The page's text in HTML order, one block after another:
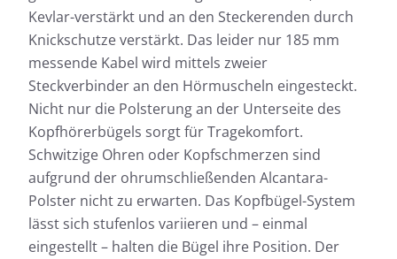
Kevlar-verstärkt und an den Steckerenden durch
Knickschutze verstärkt. Das leider nur 185 mm
messende Kabel wird mittels zweier
Steckverbinder an den Hörmuscheln eingesteckt.
Nicht nur die Polsterung an der Unterseite des
Kopfhörerbügels sorgt für Tragekomfort.
Schwitzige Ohren oder Kopfschmerzen sind
aufgrund der ohrumschließenden Alcantara-
Polster nicht zu erwarten. Das Kopfbügel-System
lässt sich stufenlos variieren und – einmal
eingestellt – halten die Bügel ihre Position. Der